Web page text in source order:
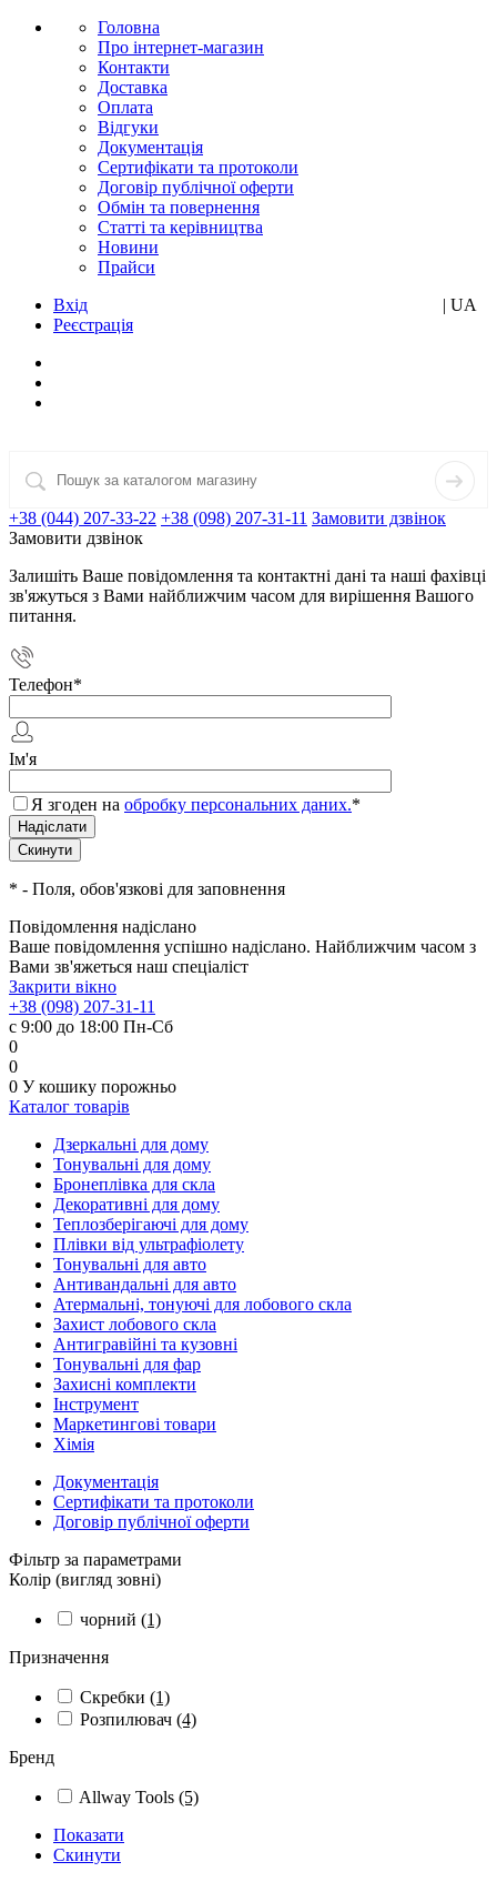
Головна
Про інтернет-магазин
Контакти
Доставка
Оплата
Відгуки
Документація
Сертифікати та протоколи
Договір публічної оферти
Обмін та повернення
Статті та керівництва
Новини
Прайси
| UA
Вхід
Реєстрація
+38 (044) 207-33-22 +38 (098) 207-31-11 Замовити дзвінок
Замовити дзвінок
Залишіть Ваше повідомлення та контактні дані та наші фахівці
зв'яжуться з Вами найближчим часом для вирішення Вашого
питання.
Телефон*
Ім'я
Я згоден на обробку персональних даних.*
* - Поля, обов'язкові для заповнення
Повідомлення надіслано
Ваше повідомлення успішно надіслано. Найближчим часом з
Вами зв'яжеться наш спеціаліст
Закрити вікно
+38 (098) 207-31-11
с 9:00 до 18:00 Пн-Сб
0
0
0 У кошику порожньо
Каталог товарів
Дзеркальні для дому
Тонувальні для дому
Бронеплівка для скла
Декоративні для дому
Теплозберігаючі для дому
Плівки від ультрафіолету
Тонувальні для авто
Антивандальні для авто
Атермальні, тонуючі для лобового скла
Захист лобового скла
Антигравійні та кузовні
Тонувальні для фар
Захисні комплекти
Інструмент
Маркетингові товари
Хімія
Документація
Сертифікати та протоколи
Договір публічної оферти
Фільтр за параметрами
Колір (вигляд зовні)
чорний (1)
Призначення
Скребки (1)
Розпилювач (4)
Бренд
Allway Tools (5)
Показати
Скинути